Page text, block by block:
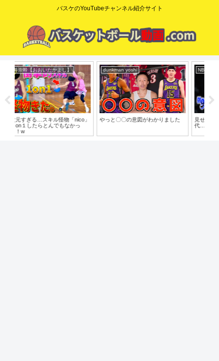
バスケのYouTubeチャンネル紹介サイト
dunkman yoshi
やっと〇〇の意図がわかりました
NBA Times /NBAタイムズ
見せ方だけがNBAを動かす時